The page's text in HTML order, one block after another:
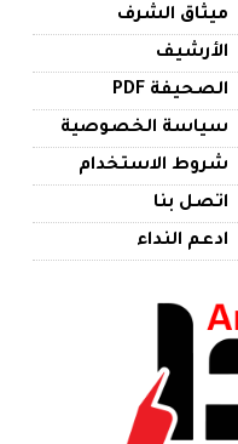
ميثاق الشرف
الأرشيف
الصحيفة PDF
سياسة الخصوصية
شروط الاستخدام
اتصل بنا
ادعم النداء